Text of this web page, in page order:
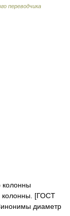
переводчика
колонны. [ГОСТ
диаметр